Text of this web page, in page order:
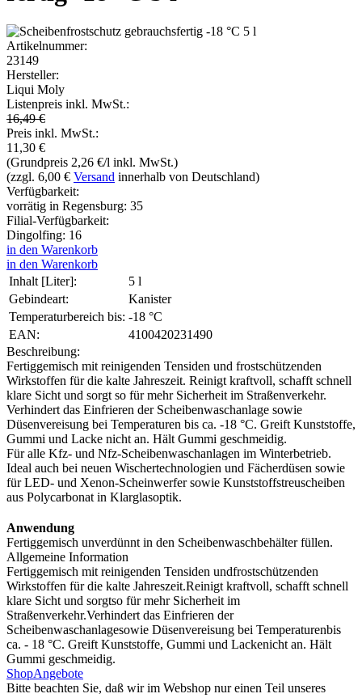
Artikelnummer:
23149
Hersteller:
Liqui Moly
Listenpreis inkl. MwSt.:
16,49 €
Preis inkl. MwSt.:
11,30 €
(Grundpreis 2,26 €/l inkl. MwSt.)
(zzgl. 6,00 € Versand innerhalb von Deutschland)
Verfügbarkeit:
vorrätig in Regensburg: 35
Filial-Verfügbarkeit:
Dingolfing: 16
in den Warenkorb
in den Warenkorb
Inhalt [Liter]:
5 l
Gebindeart:
Kanister
Temperaturbereich bis: -18 °C
EAN:
4100420231490
Beschreibung:
Fertiggemisch mit reinigenden Tensiden und frostschützenden
Wirkstoffen für die kalte Jahreszeit. Reinigt kraftvoll, schafft schnell
klare Sicht und sorgt so für mehr Sicherheit im Straßenverkehr.
Verhindert das Einfrieren der Scheibenwaschanlage sowie
Düsenvereisung bei Temperaturen bis ca. -18 °C. Greift Kunststoffe,
Gummi und Lacke nicht an. Hält Gummi geschmeidig.
Für alle Kfz- und Nfz-Scheibenwaschanlagen im Winterbetrieb.
Ideal auch bei neuen Wischertechnologien und Fächerdüsen sowie
für LED- und Xenon-Scheinwerfer sowie Kunststoffstreuscheiben
aus Polycarbonat in Klarglasoptik.
Anwendung
Fertiggemisch unverdünnt in den Scheibenwaschbehälter füllen.
Allgemeine Information
Fertiggemisch mit reinigenden Tensiden undfrostschützenden
Wirkstoffen für die kalte Jahreszeit.Reinigt kraftvoll, schafft schnell
klare Sicht und sorgtso für mehr Sicherheit im
Straßenverkehr.Verhindert das Einfrieren der
Scheibenwaschanlagesowie Düsenvereisung bei Temperaturenbis
ca. - 18 °C. Greift Kunststoffe, Gummi und Lackenicht an. Hält
Gummi geschmeidig.
ShopAngebote
Bitte beachten Sie, daß wir im Webshop nur einen Teil unseres